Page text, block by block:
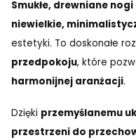
Smukłe, drewniane nogi
niewielkie,
estetyki. To doskonałe
przedpokoju, które
harmonijnej aranżacji.
Dzięki przemyślanemu
przestrzeni do